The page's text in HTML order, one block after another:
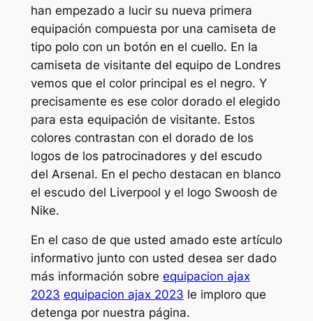
han empezado a lucir su nueva primera
equipación compuesta por una camiseta de
tipo polo con un botón en el cuello. En la
camiseta de visitante del equipo de Londres
vemos que el color principal es el negro. Y
precisamente es ese color dorado el elegido
para esta equipación de visitante. Estos
colores contrastan con el dorado de los
logos de los patrocinadores y del escudo
del Arsenal. En el pecho destacan en blanco
el escudo del Liverpool y el logo Swoosh de
Nike.
En el caso de que usted amado este artículo
informativo junto con usted desea ser dado
más información sobre equipacion ajax
2023 equipacion ajax 2023 le imploro que
detenga por nuestra página.